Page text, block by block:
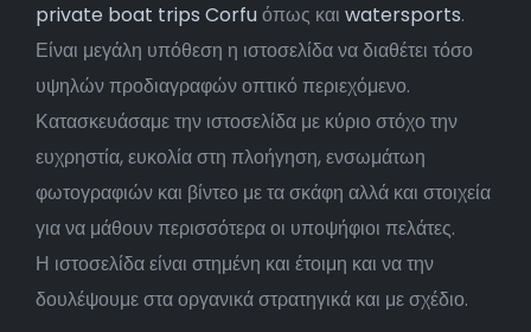
private boat trips Corfuόπως και watersports.
Είναι μεγάλη υπόθεση η ιστοσελίδα να διαθέτει τόσο
υψηλών προδιαγραφών οπτικό περιεχόμενο.
Κατασκευάσαμε την ιστοσελίδα με κύριο στόχο την
ευχρηστία, ευκολία στη πλοήγηση, ενσωμάτωη
φωτογραφιών και βίντεο με τα σκάφη αλλά και στοιχεία
για να μάθουν περισσότερα οι υποψήφιοι πελάτες.
Η ιστοσελίδα είναι στημένη και έτοιμη και να την
δουλέψουμε στα οργανικά στρατηγικά και με σχέδιο.